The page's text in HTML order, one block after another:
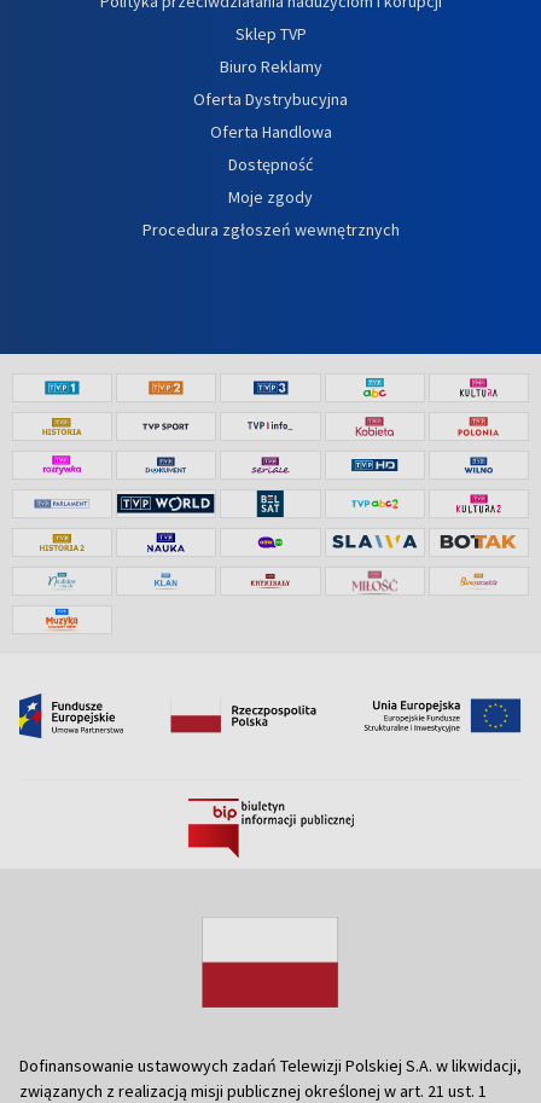
Sklep TVP
Biuro Reklamy
Oferta Dystrybucyjna
Oferta Handlowa
Dostępność
Moje zgody
Procedura zgłoszeń wewnętrznych
Dofinansowanie ustawowych zadań Telewizji Polskiej S.A. w likwidacji,
związanych z realizacją misji publicznej określonej w art. 21 ust. 1